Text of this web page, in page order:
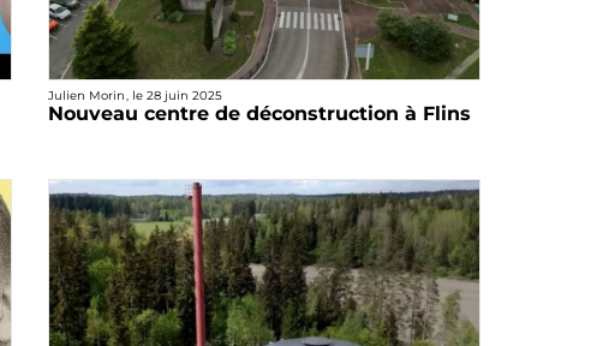
Julien Morin, le 28 juin 2025
Nouveau centre de déconstruction à Flins